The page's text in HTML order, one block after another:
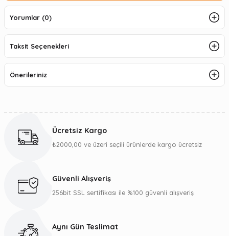
Yorumlar (0)
Taksit Seçenekleri
Önerileriniz
Ücretsiz Kargo
₺2000,00 ve üzeri seçili ürünlerde kargo ücretsiz
Güvenli Alışveriş
256bit SSL sertifikası ile %100 güvenli alışveriş
Aynı Gün Teslimat